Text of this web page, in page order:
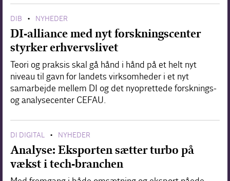
DIB • NYHEDER
DI-alliance med nyt forskningscenter
styrker erhvervslivet
Teori og praksis skal gå hånd i hånd på et helt nyt
niveau til gavn for landets virksomheder i et nyt
samarbejde mellem DI og det nyoprettede forsknings-
og analysecenter CEFAU.
DI DIGITAL • NYHEDER
Analyse: Eksporten sætter turbo på
vækst i tech-branchen